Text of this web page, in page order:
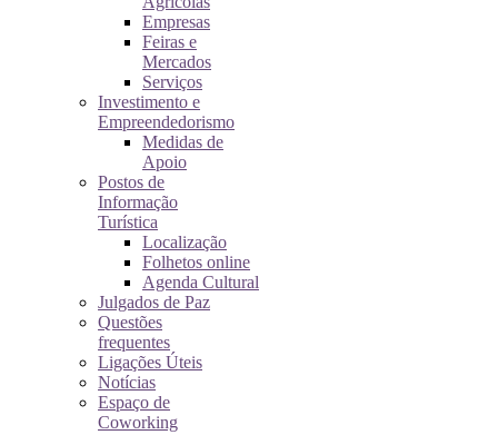
Empresas
Feiras e
Mercados
Serviços
Investimento e
Empreendedorismo
Medidas de
Apoio
Postos de
Informação
Turística
Localização
Folhetos online
Agenda Cultural
Julgados de Paz
Questões
frequentes
Ligações Úteis
Notícias
Espaço de
Coworking